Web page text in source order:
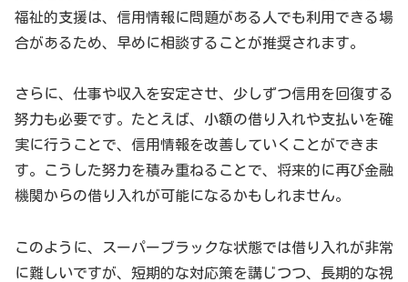
福祉的支援は、信用情報に問題がある人でも利用できる場
合があるため、早めに相談することが推奨されます。
さらに、仕事や収入を安定させ、少しずつ信用を回復する
努力も必要です。たとえば、小額の借り入れや支払いを確
実に行うことで、信用情報を改善していくことができま
す。こうした努力を積み重ねることで、将来的に再び金融
機関からの借り入れが可能になるかもしれません。
このように、スーパーブラックな状態では借り入れが非常
に難しいですが、短期的な対応策を講じつつ、長期的な視